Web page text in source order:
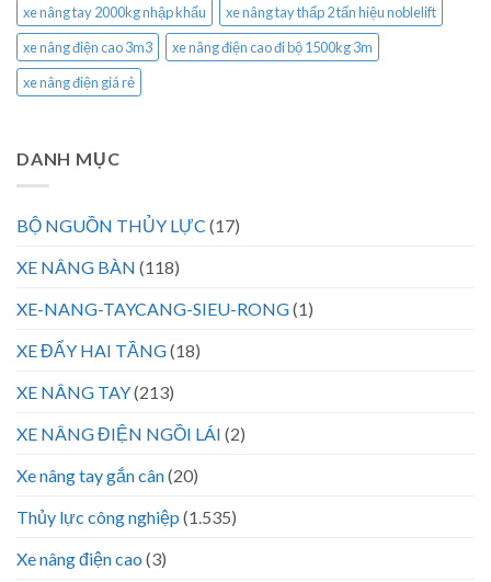
xe nâng tay 2000kg nhập khẩu
xe nâng tay thấp 2 tấn hiệu noblelift
xe nâng điện cao 3m3
xe nâng điện cao đi bộ 1500kg 3m
xe nâng điện giá rẻ
DANH MỤC
BỘ NGUỒN THỦY LỰC (17)
XE NÂNG BÀN (118)
XE-NANG-TAYCANG-SIEU-RONG(1)
XE ĐẨY HAI TẦNG(18)
XE NÂNG TAY(213)
XE NÂNG ĐIỆN NGỒI LÁI (2)
Xe nâng tay gắn cân(20)
Thủy lực công nghiệp (1.535)
Xe nâng điện cao (3)